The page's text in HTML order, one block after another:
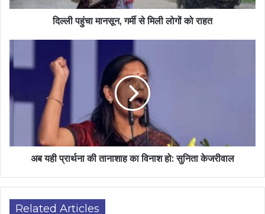
दिल्ली पहुंचा मानसून, गर्मी से मिली लोगों को राहत
अब यही प्रार्थना की तानाशाह का विनाश हो: सुनिता केजरीवाल
Related Articles